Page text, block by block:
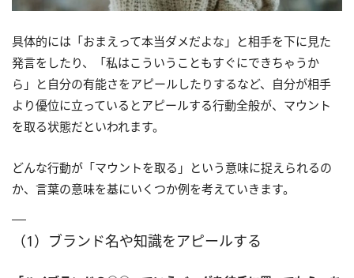
具体的には「おまえって本当ダメだよな」と相手を下に見た
発言をしたり、「私はこういうこともすぐにできちゃうか
ら」と自分の有能さをアピールしたりするなど、自分が相手
より優位に立っているとアピールする行動全般が、マウント
を取る状態だといわれます。
どんな行動が「マウントを取る」という意味に捉えられるの
か、言葉の意味を基にいくつか例を考えていきます。
（1）ブランド名や知識をアピールする